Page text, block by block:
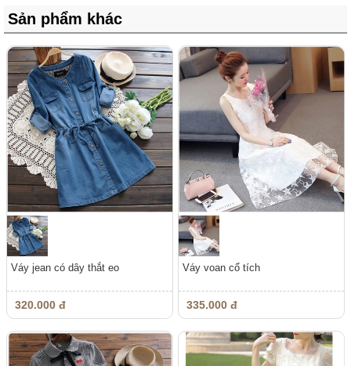
Sản phẩm khác
Váy jean có dây thắt eo
320.000 đ
Váy voan cổ tích
335.000 đ